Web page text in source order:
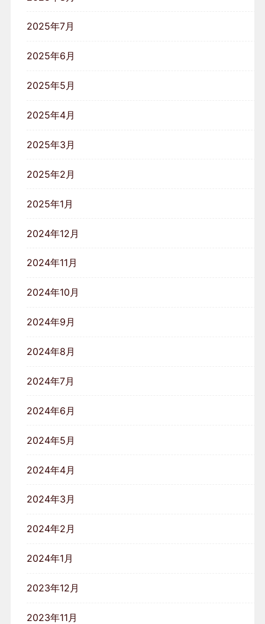
2025年7月
2025年6月
2025年5月
2025年4月
2025年3月
2025年2月
2025年1月
2024年12月
2024年11月
2024年10月
2024年9月
2024年8月
2024年7月
2024年6月
2024年5月
2024年4月
2024年3月
2024年2月
2024年1月
2023年12月
2023年11月